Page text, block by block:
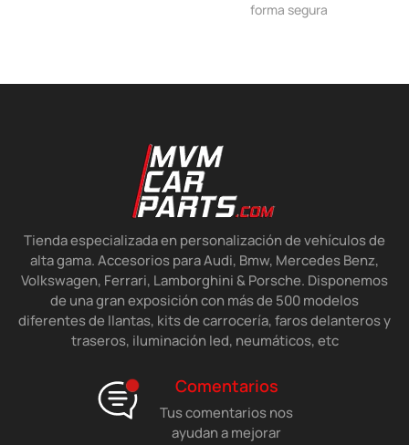
forma segura
Tienda especializada en personalización de vehículos de
alta gama. Accesorios para Audi, Bmw, Mercedes Benz,
Volkswagen, Ferrari, Lamborghini & Porsche. Disponemos
de una gran exposición con más de 500 modelos
diferentes de llantas, kits de carrocería, faros delanteros y
traseros, iluminación led, neumáticos, etc
Comentarios
Tus comentarios nos
ayudan a mejorar